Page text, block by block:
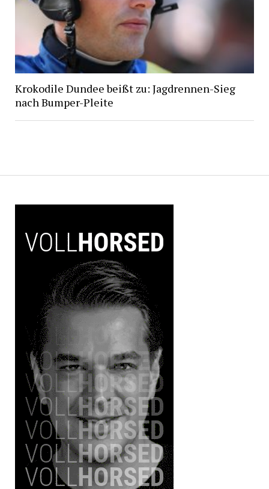
Krokodile Dundee beißt zu: Jagdrennen-Sieg
nach Bumper-Pleite